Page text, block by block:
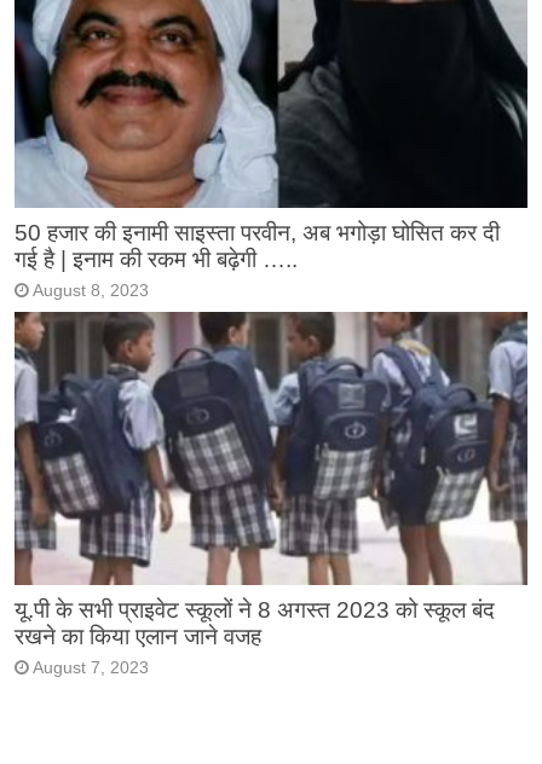
50 हजार की इनामी साइस्ता परवीन, अब भगोड़ा घोसित कर दी
गई है | इनाम की रकम भी बढ़ेगी …..
August 8, 2023
यू.पी के सभी प्राइवेट स्कूलों ने 8 अगस्त 2023 को स्कूल बंद
रखने का किया एलान जाने वजह
August 7, 2023